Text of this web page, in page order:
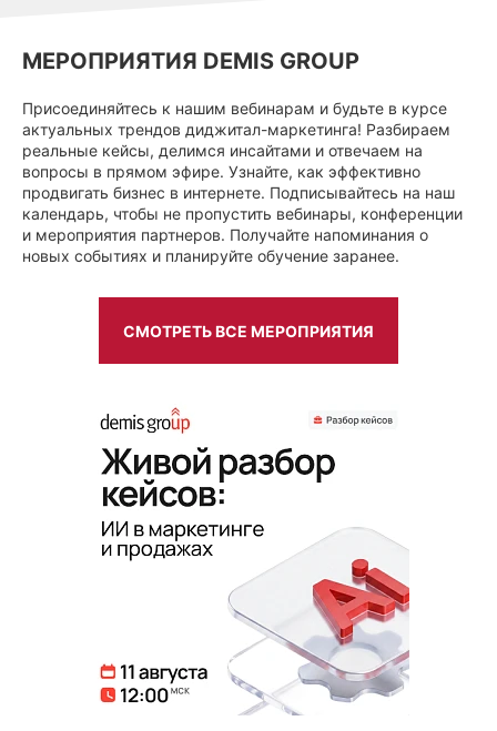
МЕРОПРИЯТИЯ DEMIS GROUP
Присоединяйтесь к нашим вебинарам и будьте в курсе
актуальных трендов диджитал-маркетинга! Разбираем
реальные кейсы, делимся инсайтами и отвечаем на
вопросы в прямом эфире. Узнайте, как эффективно
продвигать бизнес в интернете. Подписывайтесь на наш
календарь, чтобы не пропустить вебинары, конференции
и мероприятия партнеров. Получайте напоминания о
новых событиях и планируйте обучение заранее.
СМОТРЕТЬ ВСЕ МЕРОПРИЯТИЯ